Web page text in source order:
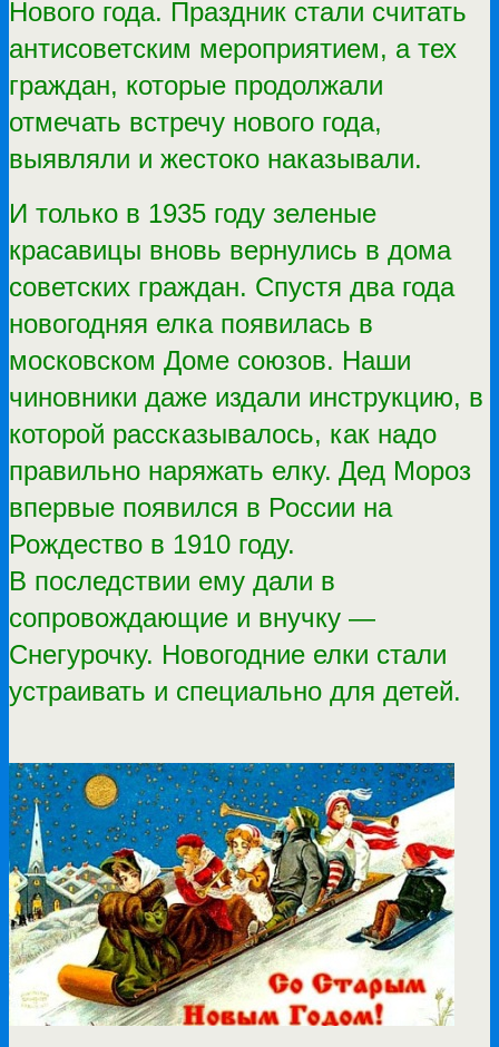
Нового года. Праздник стали считать
антисоветским мероприятием, а тех
граждан, которые продолжали
отмечать встречу нового года,
выявляли и жестоко наказывали.
И только в 1935 году зеленые
красавицы вновь вернулись в дома
советских граждан. Спустя два года
новогодняя елка появилась в
московском Доме союзов. Наши
чиновники даже издали инструкцию, в
которой рассказывалось, как надо
правильно наряжать елку. Дед Мороз
впервые появился в России на
Рождество в 1910 году.
В последствии ему дали в
сопровождающие и внучку —
Снегурочку. Новогодние елки стали
устраивать и специально для детей.